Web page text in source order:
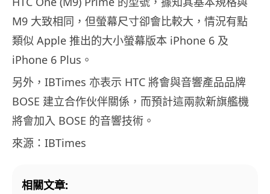
M9 大致相同，但螢幕尺寸卻會比較大，情況有點
類似 Apple 推出的大小螢幕版本 iPhone 6 及
iPhone 6 Plus。
另外，IBTimes 亦表示 HTC 將會與音響產品品牌
BOSE 建立合作伙伴關係，而預計這兩款新旗艦機
將會加入 BOSE 的音響技術。
來源：IBTimes
相關文章: